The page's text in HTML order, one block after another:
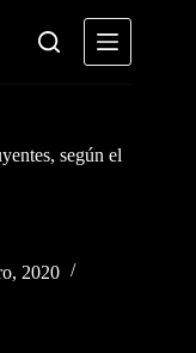
según el
2020